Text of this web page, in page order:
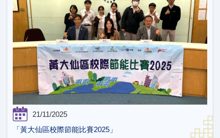
21/11/2025
「黃大仙區校際節能比賽2025」